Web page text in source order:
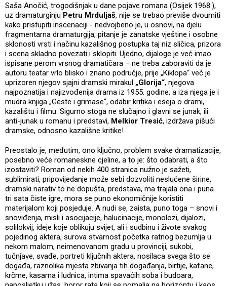
Saša Anočić, trogodišnjak u dane pojave romana (Osijek 1968.),
uz dramaturginju Petru Mrduljaš, nije se trebao previše dvoumiti
kako pristupiti inscenaciji - nedvojbeno je, u osnovi, na djelu
fragmentarna dramaturgija, pitanje je zanatske vještine i osobne
sklonosti vrsti i načinu kazališnog postupka taj niz sličica, prizora
i scena skladno povezati i sklopiti. Ujedno, dijaloge je već imao
ispisane perom vrsnog dramatičara – ne treba zaboraviti da je
autoru teatar vrlo blisko i znano područje, prije „Kiklopa“ već je
uprizoren njegov sjajni dramski mirakul „Glorija“, njegova
najpoznatija i najizvođenija drama iz 1955. godine, a iza njega je i
mudra knjiga „Geste i grimase“, odabir kritika i eseja o drami,
kazalištu i filmu. Sigurno stoga ne slučajno i glavni se junak, ili
anti-junak u romanu i predstavi, Melkior Tresić, izdržava pišući
dramske, odnosno kazališne kritike!
Preostalo je, međutim, ono ključno, problem svake dramatizacije,
posebno veće romaneskne cjeline, a to je: što odabrati, a što
izostaviti? Roman od nekih 400 stranica nužno je sažeti,
sublimirati, pripovijedanje može sebi dozvoliti neslućene širine,
dramski narativ to ne dopušta, predstava, ma trajala ona i puna
tri sata čiste igre, mora se puno ekonomičnije koristiti
materijalom koji posjeduje. A nudi se, zaista, puno toga – snovi i
snoviđenja, misli i asocijacije, halucinacije, monolozi, dijalozi,
solilokvij, ideje koje oblikuju svijet, ali i sudbinu i živote svakog
pojedinog aktera, surova stvarnost početka ratnog bezumlja u
nekom malom, neimenovanom gradu u provinciji, sukobi,
tučnjave, svađe, portreti ključnih aktera, nosilaca svega što se
događa, raznolika mjesta zbivanja tih događanja, birtije, kafane,
krčme, kasarna i ludnica, intima spavaćih soba i budoara,